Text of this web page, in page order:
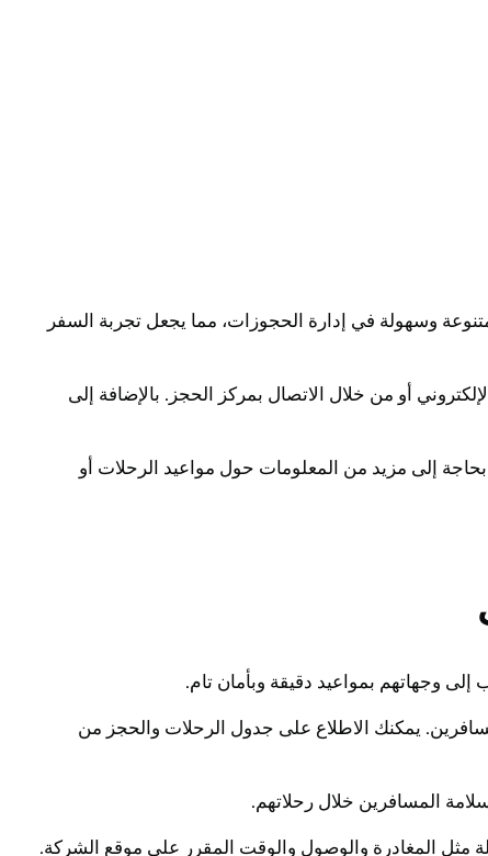
وسهولة في إدارة الحجوزات، مما يجعل تجربة السفر
أو من خلال الاتصال بمركز الحجز. بالإضافة إلى
إلى مزيد من المعلومات حول مواعيد الرحلات أو
وجهاتهم بمواعيد دقيقة وبأمان تام.
يمكنك الاطلاع على جدول الرحلات والحجز من
المسافرين خلال رحلاتهم.
مثل المغادرة والوصول والوقت المقرر على موقع الشركة.